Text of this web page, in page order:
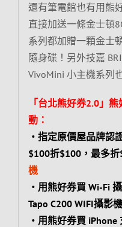
還有筆電館也有用熊
直接加送一條金士頓
系列都加贈一顆金士
隨身碟！另外技嘉
VivoMini 小主機系列
「台北熊好券2.0」
動：
‧指定原價屋品牌認
$100折$100， 最多折
機
‧用熊好券買 Wi-Fi
Tapo C200 WIFI攝影
‧用熊好券買 iPhone